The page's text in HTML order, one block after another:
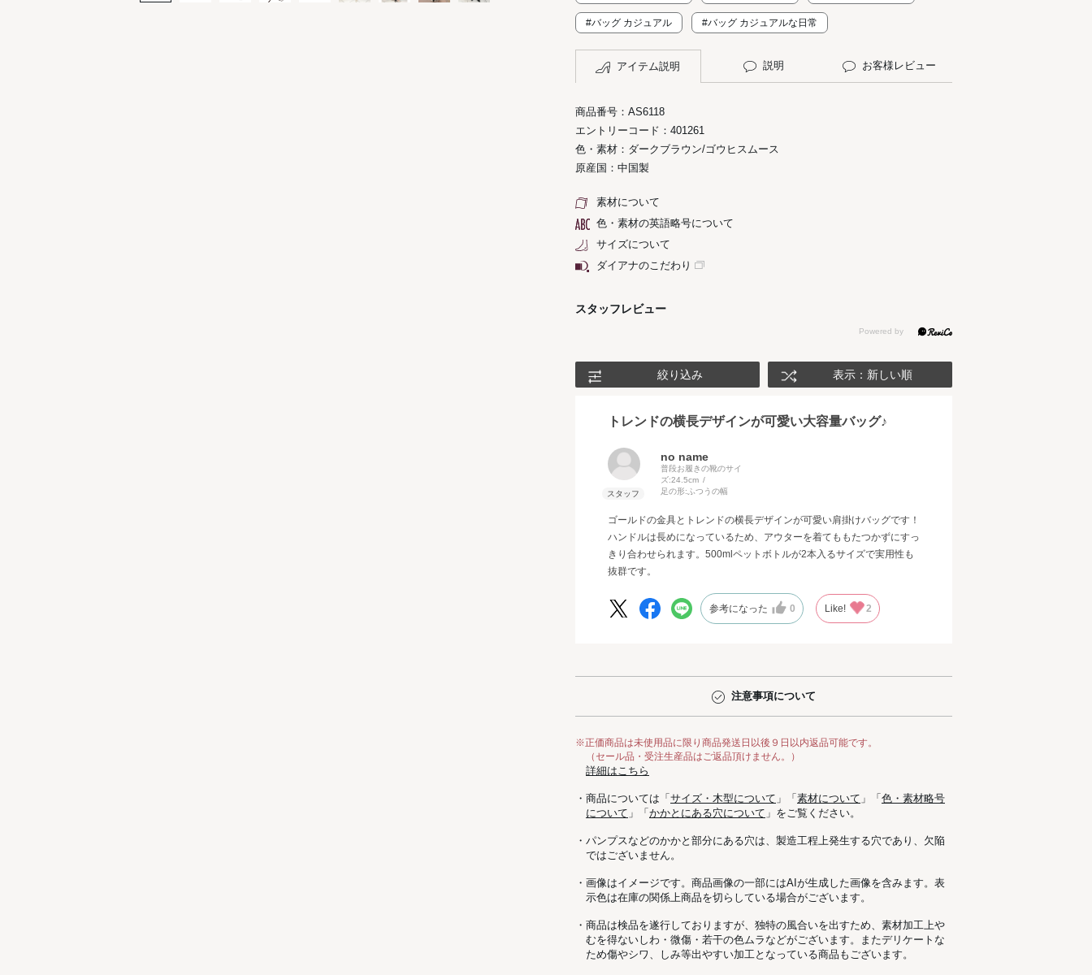
#バッグ カジュアル #バッグ カジュアルな日常
アイテム説明 説明 お客様レビュー
商品番号：AS6118
エントリーコード：401261
色・素材：ダークブラウン/ゴウヒスムース
原産国：中国製
素材について
色・素材の英語略号について
サイズについて
ダイアナのこだわり
スタッフレビュー
絞り込み 表示：新しい順
トレンドの横長デザインが可愛い大容量バッグ♪
no name
普段お履きの靴のサイ
ズ:24.5cm
足の形: ふつうの幅
ゴールドの金具とトレンドの横長デザインが可愛い肩掛けバッグです！
ハンドルは長めになっているため、アウターを着てももたつかずにすっ
きり合わせられます。500mlペットボトルが2本入るサイズで実用性も
抜群です。
参考になった 0 Like! 2
注意事項について
※正価商品は未使用品に限り商品発送日以後９日以内返品可能です。
（セール品・受注生産品はご返品頂けません。）
詳細はこちら
・商品については「 サイズ・木型について 」「 素材について 」「 色・素材略号
について 」「 かかとにある穴について 」をご覧ください。
・パンプスなどのかかと部分にある穴は、製造工程上発生する穴であり、欠陥
ではございません。
・画像はイメージです。商品画像の一部にはAIが生成した画像を含みます。表
示色は在庫の関係上商品を切らしている場合がございます。
・商品は検品を遂行しておりますが、独特の風合いを出すため、素材加工上
むを得ないしわ・微傷・若干の色ムラなどがございます。またデリケートな
ため傷やシワ、しみ等出やすい加工となっている商品もございます。